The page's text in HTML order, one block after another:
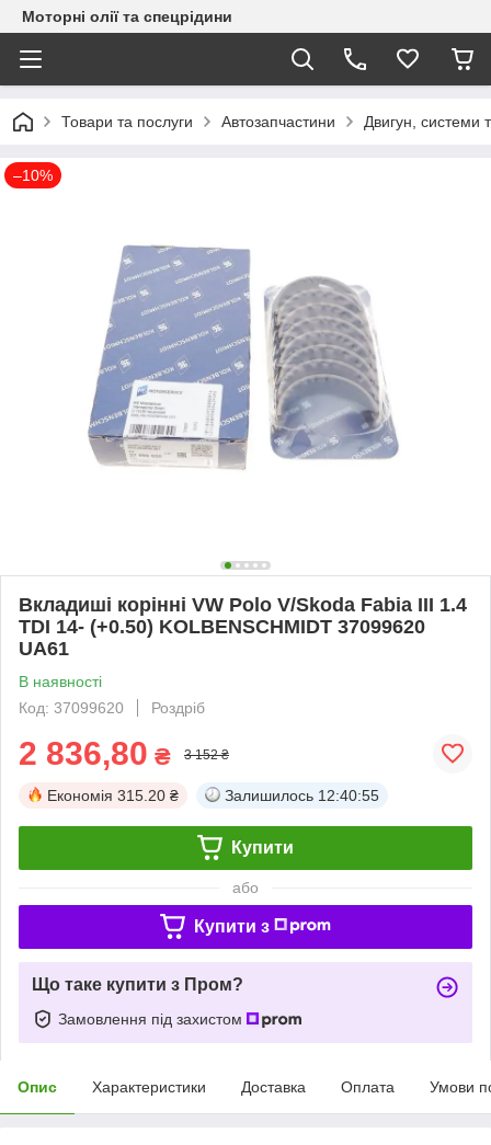
Моторні олії та спецрідини
Товари та послуги Автозапчастини Двигун, системи
–10%
Вкладиші корінні VW Polo V/Skoda Fabia III 1.4
TDI 14- (+0.50) KOLBENSCHMIDT 37099620
UA61
В наявності
Код: 37099620
Роздріб
2 836,80 ₴ 3 152 ₴
Економія 315.20 ₴ Залишилось 12:40:54
Купити
або
Купити з
Що таке купити з Пром?
Замовлення під захистом
Опис Характеристики Доставка Оплата Умови